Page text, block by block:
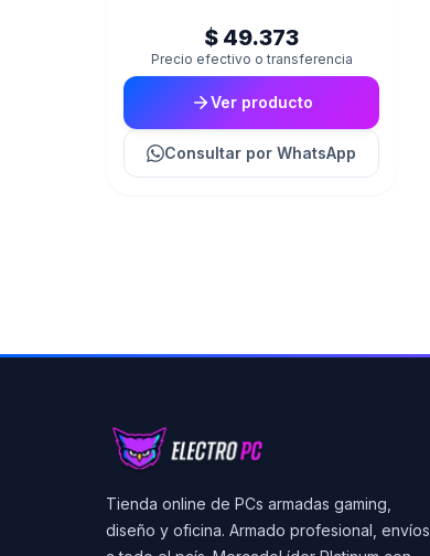
$ 49.373
Precio efectivo o transferencia
Ver producto
Consultar por WhatsApp
Tienda online de PCs armadas gaming,
diseño y oficina. Armado profesional, envíos